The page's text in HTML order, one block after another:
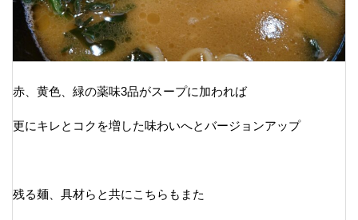
赤、黄色、緑の薬味3品がスープに加われば
更にキレとコクを増した味わいへとバージョンアップ
残る麺、具材らと共にこちらもまた